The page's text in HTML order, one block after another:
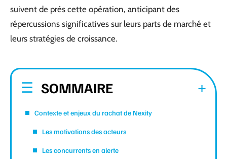
suivent de près cette opération, anticipant des
répercussions significatives sur leurs parts de marché et
leurs stratégies de croissance.
SOMMAIRE
Contexte et enjeux du rachat de Nexity
Les motivations des acteurs
Les concurrents en alerte